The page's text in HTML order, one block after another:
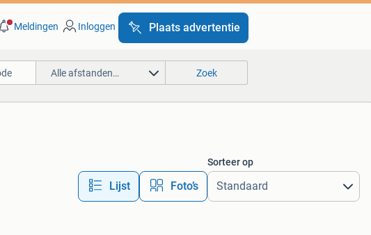
Meldingen Inloggen Plaats advertentie
Alle afstanden… Zoek
Lijst Foto’s
Sorteer op